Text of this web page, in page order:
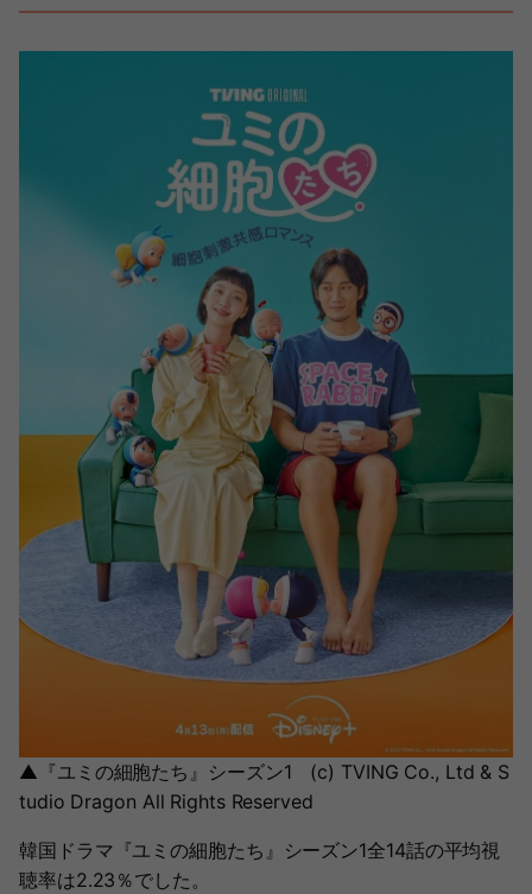
▲『ユミの細胞たち』シーズン1 (c) TVING Co., Ltd & S
tudio Dragon All Rights Reserved
韓国ドラマ『ユミの細胞たち』シーズン1全14話の平均視
聴率は2.23％でした。